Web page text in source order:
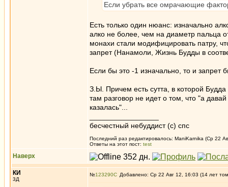
Если убрать все омрачающие
Есть только один нюанс: изначально
алко не более, чем на диаметр пальца
монахи стали модифицировать патру,
запрет (Нанамоли, Жизнь Будды в
Если бы это -1 изначально, то и запрет
З.Ы. Причем есть сутта, в которой
там разговор не идет о том, что "а
казалась"...
бесчестный небуддист (с) спс
Последний раз редактировалось: ManiKarnika (Ср 22
Ответы на этот пост: test
Наверх
КИ
3Д
№123290 Добавлено: Ср 22 Авг 12, 16:03 (14 лет